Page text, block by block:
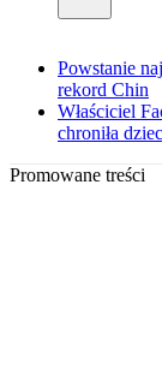
Powstanie
rekord Chin
Właściciel
chroniła
Promowane treści